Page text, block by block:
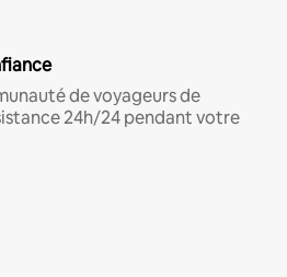
de voyageurs de
24h/24 pendant votre